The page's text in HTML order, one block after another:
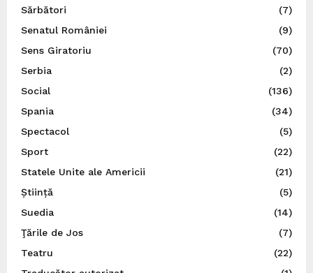
Sărbători
(7)
Senatul României
(9)
Sens Giratoriu
(70)
Serbia
(2)
Social
(136)
Spania
(34)
Spectacol
(5)
Sport
(22)
Statele Unite ale Americii
(21)
Știință
(5)
Suedia
(14)
Ţările de Jos
(7)
Teatru
(22)